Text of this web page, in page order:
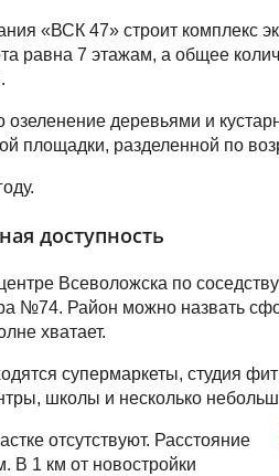
«ВСК 47» строит комплекс
равна 7 этажам, а общее
озеленение деревьями и
площадки, разделенной по
доступность
Всеволожска по
№74. Район можно назвать
хватает.
супермаркеты, студия
школы и несколько
отсутствуют. Расстояние
В 1 км от новостройки